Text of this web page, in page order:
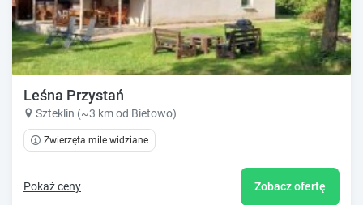
Leśna Przystań
Szteklin (~3 km od Bietowo)
Zwierzęta mile widziane
Pokaż ceny Zobacz ofertę